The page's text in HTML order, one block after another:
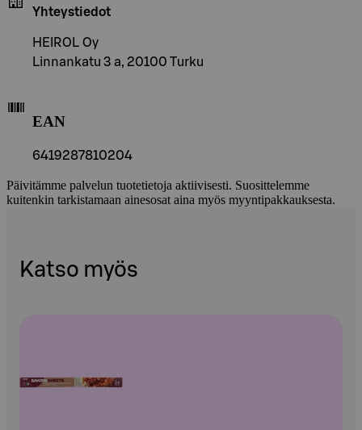
Yhteystiedot
HEIROL Oy
Linnankatu 3 a, 20100 Turku
EAN
6419287810204
Päivitämme palvelun tuotetietoja aktiivisesti. Suosittelemme
kuitenkin tarkistamaan ainesosat aina myös myyntipakkauksesta.
Katso myös